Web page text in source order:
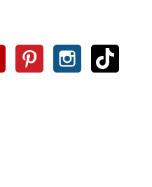
YouTube Pinterest Instagram